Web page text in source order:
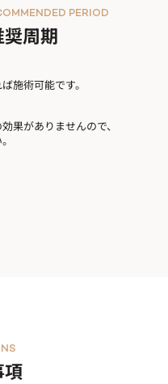
周期
PERIOD
施術可能です。
果がありませんので、
項